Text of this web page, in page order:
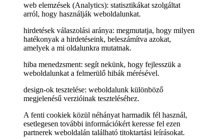
web elemzések (Analytics): statisztikákat szolgáltat
arról, hogy használják weboldalunkat.
hirdetések válaszolási aránya: megmutatja, hogy milyen
hatékonyak a hirdetéseink, beleszámítva azokat,
amelyek a mi oldalunkra mutatnak.
hiba menedzsment: segít nekünk, hogy fejlesszük a
weboldalunkat a felmerülő hibák mérésével.
design-ok tesztelése: weboldalunk különböző
megjelenésű verzióinak teszteléséhez.
A fenti cookiek közül néhányat harmadik fél használ,
esetlegesen további információkért keresse fel ezen
partnerek weboldalán található titoktartási leírásokat.